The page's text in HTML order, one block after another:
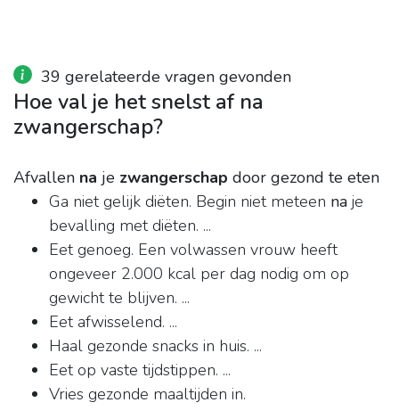
39 gerelateerde vragen gevonden
Hoe val je het snelst af na
zwangerschap?
Afvallen na je zwangerschap door gezond te eten
Ga niet gelijk diëten. Begin niet meteen na je
bevalling met diëten. ...
Eet genoeg. Een volwassen vrouw heeft
ongeveer 2.000 kcal per dag nodig om op
gewicht te blijven. ...
Eet afwisselend. ...
Haal gezonde snacks in huis. ...
Eet op vaste tijdstippen. ...
Vries gezonde maaltijden in.